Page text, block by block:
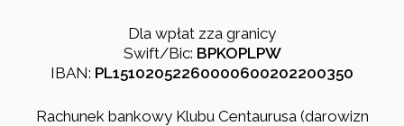
Dla wpłat zza granicy
Swift/Bic: BPKOPLPW
IBAN: PL15102052260000600202200350
Rachunek bankowy Klubu Centaurusa (darowizn